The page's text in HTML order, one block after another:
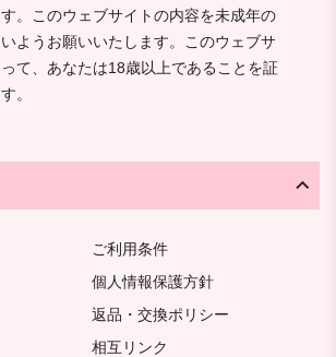
。このウェブサイトの内容を未成年の
ようお願いいたします。このウェブサ
て、あなたは18歳以上であることを証
。
ご利用条件
個人情報保護方針
返品・交換ポリシー
相互リンク